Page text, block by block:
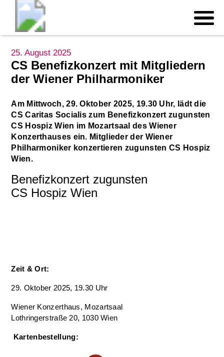
25. August 2025
CS Benefizkonzert mit Mitgliedern
der Wiener Philharmoniker
Am Mittwoch, 29. Oktober 2025, 19.30 Uhr, lädt die
CS Caritas Socialis zum Benefizkonzert zugunsten
CS Hospiz Wien im Mozartsaal des Wiener
Konzerthauses ein. Mitglieder der Wiener
Philharmoniker konzertieren zugunsten CS Hospiz
Wien.
Benefizkonzert zugunsten
CS Hospiz Wien
Zeit & Ort:
29. Oktober 2025, 19.30 Uhr
Wiener Konzerthaus, Mozartsaal
Lothringerstraße 20, 1030 Wien
Kartenbestellung: